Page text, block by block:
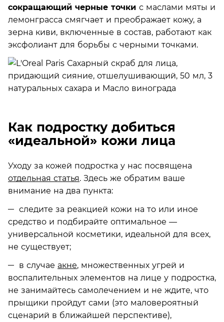
сокращающий черные точки с маслами мяты и
лемонграсса смягчает и преображает кожу, а
зерна киви, включенные в состав, работают как
эксфолиант для борьбы с черными точками.
Как подростку добиться
«идеальной» кожи лица
Уходу за кожей подростка у нас посвящена
отдельная статья. Здесь же обратим ваше
внимание на два пункта:
следите за реакцией кожи на то или иное
средство и подбирайте оптимальное —
универсальной косметики, идеальной для всех,
не существует;
в случае акне, множественных угрей и
воспалительных элементов на лице у подростка,
не занимайтесь самолечением и не ждите, что
прыщики пройдут сами (это маловероятный
сценарий в ближайшей перспективе),